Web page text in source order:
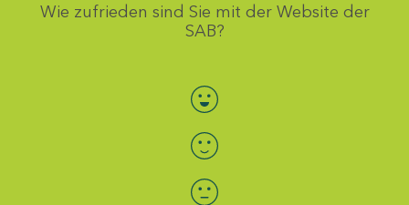
Wie zufrieden sind Sie mit der Website der
SAB?
Bewertung auswählen